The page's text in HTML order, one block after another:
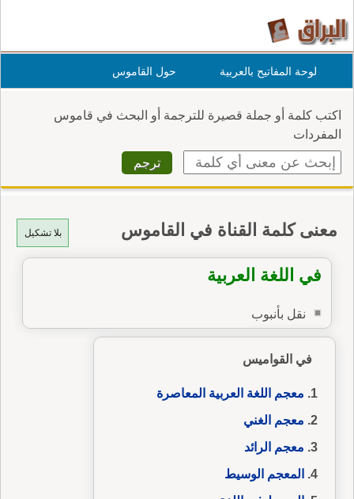
لوحة المفاتيح بالعربية حول القاموس
اكتب كلمة أو جملة قصيرة للترجمة أو البحث في قاموس
المفردات
بلا تشكيل معنى كلمة القناة في القاموس
في اللغة العربية
نقل بأنبوب
في القواميس
معجم اللغة العربية المعاصرة
معجم الغني
معجم الرائد
المعجم الوسيط